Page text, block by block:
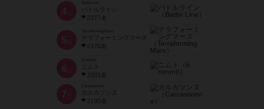
4位
Battle Line
バトルライン
2377名
5 位
Terraforming Mars
テラフォーミングマーズ
2370名
6 位
ニムト
2201名
7 位
Carcassonne
カルカソンヌ
2190名